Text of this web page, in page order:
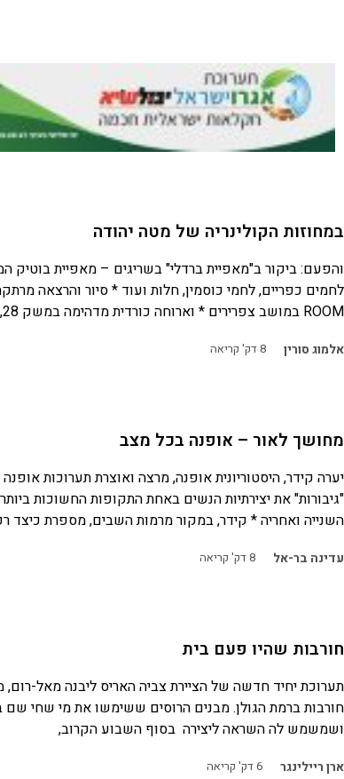
במחוזות הקולינריה של מטה יהודה
והפעם: ביקור ב"מאפיית ברדלי" בשריגים – מאפיית בוטיק
ROOM במושב צפרירים * וארוחה כורדית מדהימה במשק 28, במושב עגור
אלמוג סורין 8דק' קריאה
מחושך לאור – אופנה בכל מצב
יערה קידר, היסטוריונית אופנה, מרצה ואוצרת תערוכות
"גיבורות" את יצירתיות הנשים באחת התקופות החשוכות
השנייה ואחריה * קידר, במקור מרמות השבים, מספרת
עדינה בר-אל 8דק' קריאה
חורבות שהיו פעם בית
תערוכת יחיד חדשה של הציירת צביה האריס ליבנה מאל-
חורבות ברמת הגולן. מבנים הרוסים ששימשו את מי שחי שם
ושמשמש לה השראה ליצירה בסוף השבוע הקרוב,
ארן ריילינגר 6דק' קריאה